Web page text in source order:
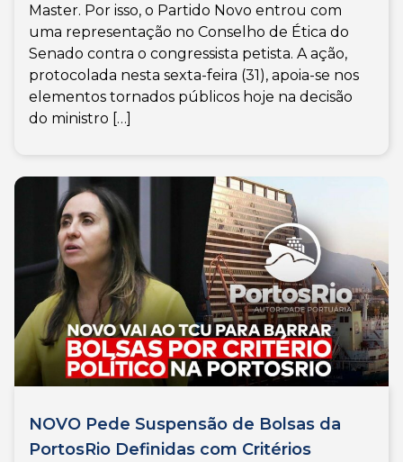
Master. Por isso, o Partido Novo entrou com
uma representação no Conselho de Ética do
Senado contra o congressista petista. A ação,
protocolada nesta sexta-feira (31), apoia-se nos
elementos tornados públicos hoje na decisão
do ministro […]
NOVO Pede Suspensão de Bolsas da
PortosRio Definidas com Critérios